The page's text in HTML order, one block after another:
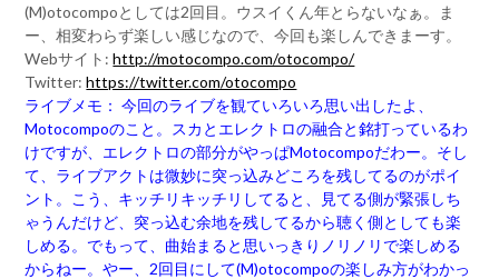
(M)otocompoとしては2回目。ウスイくん年とらないなぁ。ま
ー、相変わらず楽しい感じなので、今回も楽しんできまーす。
Webサイト:http://motocompo.com/otocompo/
Twitter:https://twitter.com/otocompo
ライブメモ： 今回のライブを観ていろいろ思い出したよ、
Motocompoのこと。スカとエレクトロの融合と銘打っているわ
けですが、エレクトロの部分がやっぱMotocompoだわー。そし
て、ライブアクトは微妙に突っ込みどころを残してるのがポイ
ント。こう、キッチリキッチリしてると、見てる側が緊張しち
ゃうんだけど、突っ込む余地を残してるから聴く側としても楽
しめる。でもって、曲始まると思いっきりノリノリで楽しめる
からねー。やー、2回目にして(M)otocompoの楽しみ方がわかっ